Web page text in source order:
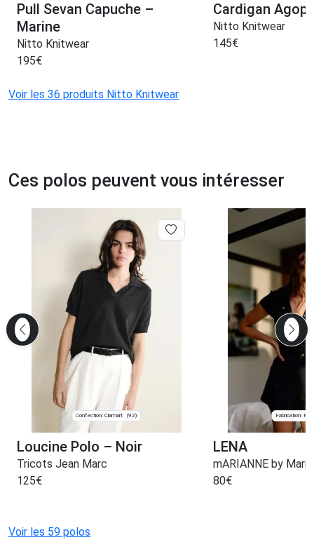
Pull Sevan Capuche –
Marine
Nitto Knitwear
195€
Cardigan Agop
Nitto Knitwear
145€
Voir les 36 produits Nitto Knitwear
Ces polos peuvent vous intéresser
Confection: Clamart (92)
Loucine Polo – Noir
Tricots Jean Marc
125€
Fabrication:
LENA
mARIANNE by
80€
Voir les 59 polos